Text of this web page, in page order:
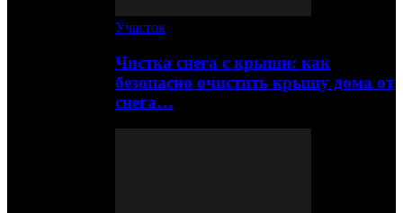
Участок
Чистка снега с крыши: как
безопасно очистить крышу дома от
снега…